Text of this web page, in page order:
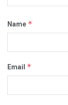
Name *
Email *